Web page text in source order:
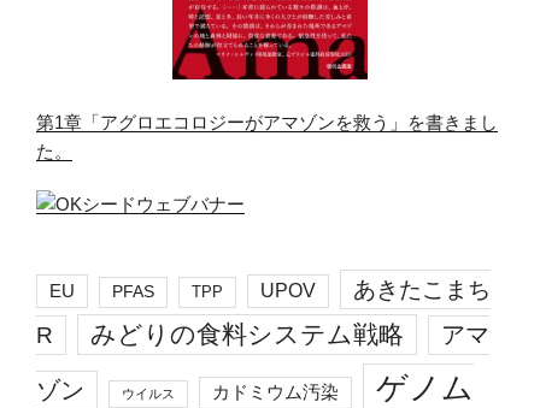
第1章「アグロエコロジーがアマゾンを救う」を書きまし
た。
EU PFAS TPP UPOV
あきたこまち
R
みどりの食料システム戦略 アマ
ゾン ウイルス カドミウム汚染
ゲノム